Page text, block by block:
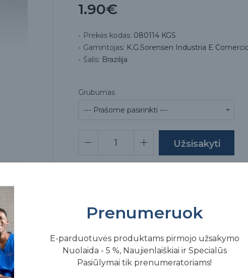
1.90€
Prekės kodas: 080114 KGS
Gamintojas: K.G.Sorensen Industria E
Šalis: Brazilija
Grubumas
Prenumeruok
E-parduotuvės produktams pirmojo užsakymo
Nuolaida - 5 %, Naujienlaiškiai ir Specialūs
Pasiūlymai tik prenumeratoriams!